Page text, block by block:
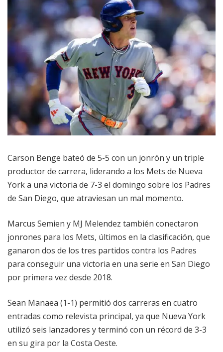
Carson Benge bateó de 5-5 con un jonrón y un triple
productor de carrera, liderando a los Mets de Nueva
York a una victoria de 7-3 el domingo sobre los Padres
de San Diego, que atraviesan un mal momento.
Marcus Semien y MJ Melendez también conectaron
jonrones para los Mets, últimos en la clasificación, que
ganaron dos de los tres partidos contra los Padres
para conseguir una victoria en una serie en San Diego
por primera vez desde 2018.
Sean Manaea (1-1) permitió dos carreras en cuatro
entradas como relevista principal, ya que Nueva York
utilizó seis lanzadores y terminó con un récord de 3-3
en su gira por la Costa Oeste.